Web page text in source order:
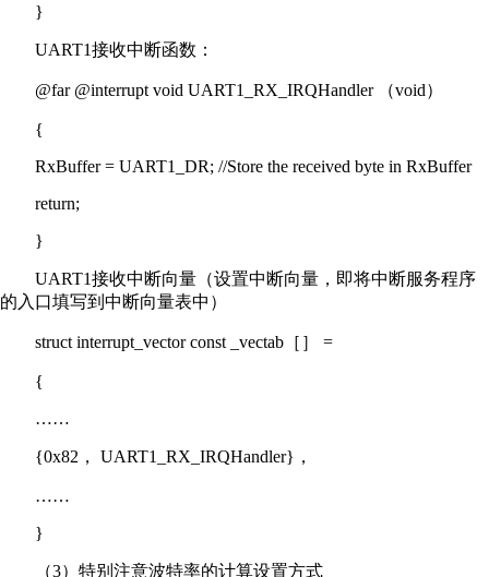
}
UART1接收中断函数：
@far @interrupt void UART1_RX_IRQHandler （void）
{
RxBuffer = UART1_DR; //Store the received byte in RxBuffer
return;
}
UART1接收中断向量（设置中断向量，即将中断服务程序
的入口填写到中断向量表中）
struct interrupt_vector const _vectab［］ =
{
……
{0x82， UART1_RX_IRQHandler}，
……
}
（3）特别注意波特率的计算设置方式